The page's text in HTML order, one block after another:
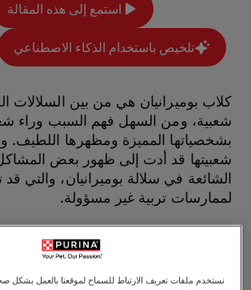
استمع إلى هذه المقالة
تلخيص باستخدام الذكاء الاصطناعي
كلاب بوميرانيان هي من بين السلالات
شعبية، ومن السهل فهم السبب وراء
بشخصياتها المميزة ومظهرها اللطيف.
شعبيتها قد أدت إلى ظهور بعض
الشائعة في سلالة بوميرانيان، والتي قد
لممارسات تربية غير مسؤولة.
تابع القراءة لمعرفة المشاكل الصحية التي
بوميرانيان وكيفية تقليل خطر شراء جرو
الحالات الصحية.
نستخدم ملفات تعريف الارتباط للسماح لموقعنا بالعمل بشكل